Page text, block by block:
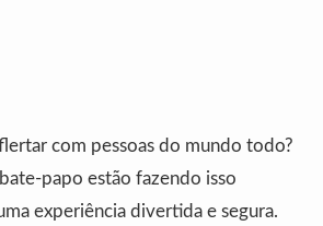
com pessoas do mundo todo?
papo estão fazendo isso
experiência divertida e segura.